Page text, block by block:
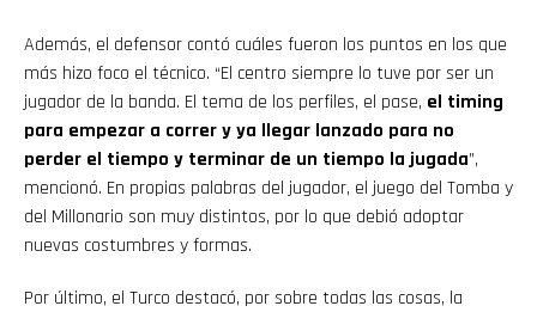
Además, el defensor contó cuáles fueron los puntos en los que
más hizo foco el técnico. “El centro siempre lo tuve por ser un
jugador de la banda. El tema de los perfiles, el pase, el timing
para empezar a correr y ya llegar lanzado para no
perder el tiempo y terminar de un tiempo la jugada”,
mencionó. En propias palabras del jugador, el juego del Tomba y
del Millonario son muy distintos, por lo que debió adoptar
nuevas costumbres y formas.
Por último, el Turco destacó, por sobre todas las cosas, la